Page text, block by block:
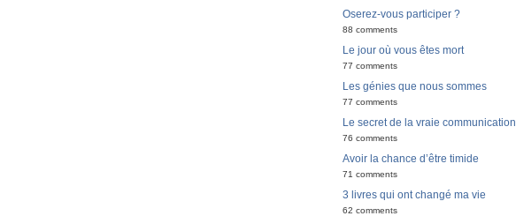
Oserez-vous participer ?
88 comments
Le jour où vous êtes mort
77 comments
Les génies que nous sommes
77 comments
Le secret de la vraie communication
76 comments
Avoir la chance d’être timide
71 comments
3 livres qui ont changé ma vie
62 comments